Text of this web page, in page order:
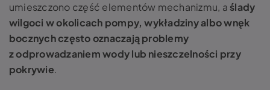
umieszczono część elementów mechanizmu, a ślady
wilgoci w okolicach pompy, wykładziny albo wnęk
bocznych często oznaczają problemy
z odprowadzaniem wody lub nieszczelności przy
pokrywie.